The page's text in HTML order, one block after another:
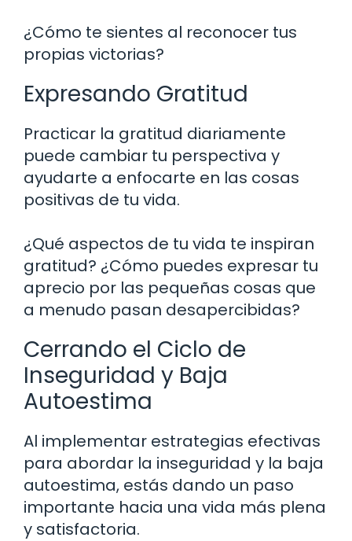
¿Cómo te sientes al reconocer tus
propias victorias?
Expresando Gratitud
Practicar la gratitud diariamente
puede cambiar tu perspectiva y
ayudarte a enfocarte en las cosas
positivas de tu vida.
¿Qué aspectos de tu vida te inspiran
gratitud? ¿Cómo puedes expresar tu
aprecio por las pequeñas cosas que
a menudo pasan desapercibidas?
Cerrando el Ciclo de
Inseguridad y Baja
Autoestima
Al implementar estrategias efectivas
para abordar la inseguridad y la baja
autoestima, estás dando un paso
importante hacia una vida más plena
y satisfactoria.